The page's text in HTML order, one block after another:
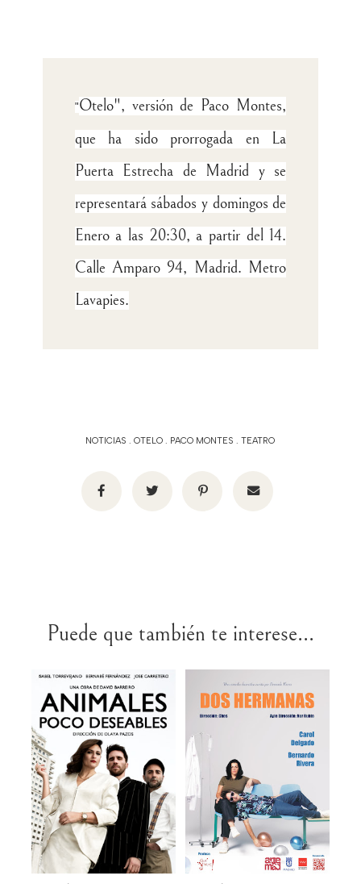
"Otelo", versión de Paco Montes,
que ha sido prorrogada en La
Puerta Estrecha de Madrid y se
representará sábados y domingos de
Enero a las 20:30, a partir del 14.
Calle Amparo 94, Madrid. Metro
Lavapies.
NOTICIAS .OTELO . PACO MONTES .TEATRO
Puede que también te interese...